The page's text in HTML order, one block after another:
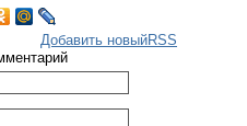
Добавить новыйRSS